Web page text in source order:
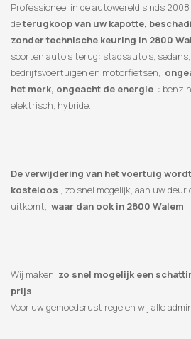
Professioneel in de autowereld sinds
deterugkoop van uw kapotte,
zonder technische keuring in 2800
soorten auto’s terug: stadsauto’s,
bedrijfsvoertuigen en motorfietsen,
het merk, ongeacht de energie :
elektrisch, hybride.
De verwijdering van het voertuig
kosteloos , zo snel mogelijk, aan uw
uitkomt, waar dan ook in 2800 Walem .
Wij maken zo snel mogelijk een
prijs .
Voor uw gemoedsrust regelen wij alle